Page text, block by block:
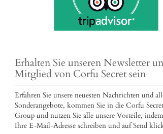
Erhalten Sie unseren Newsletter
Mitglied von Corfu Secret sein
Erfahren Sie unsere neuesten Nachrichten und
Sonderangebote, kommen Sie in die Corfu
Group und nutzen Sie alle unsere Vorteile,
Ihre E-Mail-Adresse schreiben und auf Send